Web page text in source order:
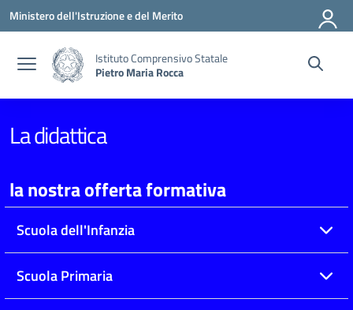
Vai ai contenuti
Vai al menu di navigazione
Vai al footer
Ministero dell'Istruzione e del Merito
Istituto Comprensivo Statale
Pietro Maria Rocca
La didattica
la nostra offerta formativa
Scuola dell'Infanzia
Scuola Primaria